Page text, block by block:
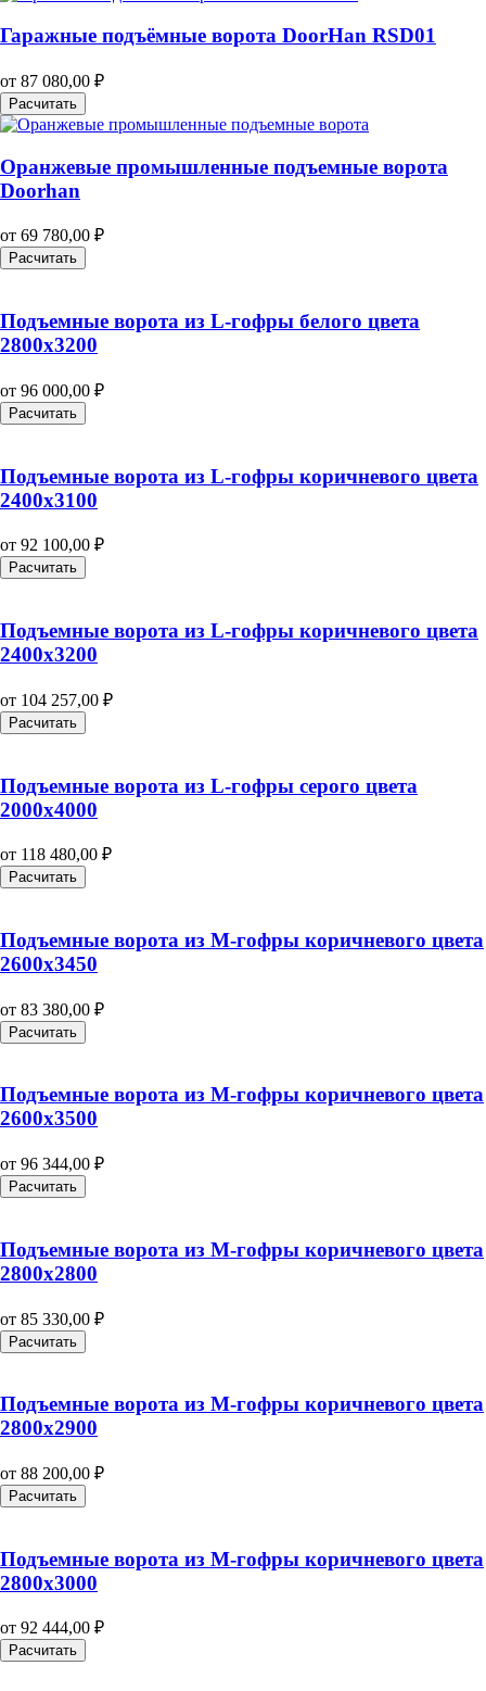
Гаражные подъёмные ворота DoorHan RSD01
от 87 080,00 ₽
Расчитать
Оранжевые промышленные подъемные ворота
Doorhan
от 69 780,00 ₽
Расчитать
Подъемные ворота из L-гофры белого цвета
2800х3200
от 96 000,00 ₽
Расчитать
Подъемные ворота из L-гофры коричневого цвета
2400х3100
от 92 100,00 ₽
Расчитать
Подъемные ворота из L-гофры коричневого цвета
2400х3200
от 104 257,00 ₽
Расчитать
Подъемные ворота из L-гофры серого цвета
2000х4000
от 118 480,00 ₽
Расчитать
Подъемные ворота из M-гофры коричневого цвета
2600х3450
от 83 380,00 ₽
Расчитать
Подъемные ворота из M-гофры коричневого цвета
2600х3500
от 96 344,00 ₽
Расчитать
Подъемные ворота из M-гофры коричневого цвета
2800х2800
от 85 330,00 ₽
Расчитать
Подъемные ворота из M-гофры коричневого цвета
2800х2900
от 88 200,00 ₽
Расчитать
Подъемные ворота из M-гофры коричневого цвета
2800х3000
от 92 444,00 ₽
Расчитать